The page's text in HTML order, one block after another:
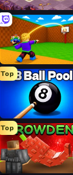
Mergest Kingdom
Throw a Lucky Block
Top
Top